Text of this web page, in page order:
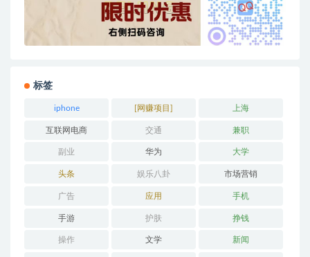
标签
iphone [网赚项目] 上海
互联网电商 交通 兼职
副业 华为 大学
头条 娱乐八卦 市场营销
广告 应用 手机
手游 护肤 挣钱
操作 文学 新闻